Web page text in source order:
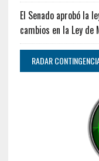
El Senado aprobó la
cambios en la Ley de
RADAR